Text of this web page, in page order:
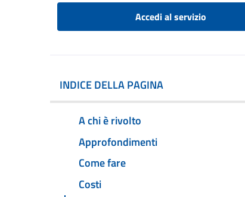
Accedi al servizio
INDICE DELLA PAGINA
A chi è rivolto
Approfondimenti
Come fare
Costi